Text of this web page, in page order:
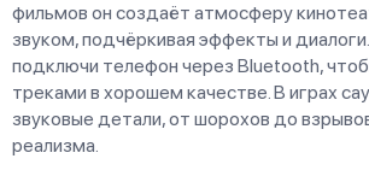
фильмов он создаёт атмосферу
звуком, подчёркивая эффекты и
подключи телефон через Bluetooth,
треками в хорошем качестве. В играх
звуковые детали, от шорохов до
реализма.